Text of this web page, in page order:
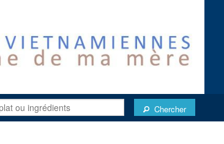
Chercher